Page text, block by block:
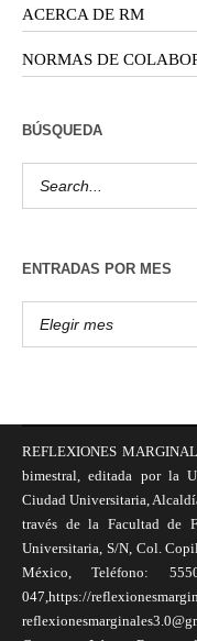
ACERCA DE RM
NORMAS DE
BÚSQUEDA
ENTRADAS POR MES
REFLEXIONES
bimestral, editada por la
Ciudad Universitaria,
través de la Facultad de
Universitaria, S/N, Col.
México, Teléfono:
047,https://